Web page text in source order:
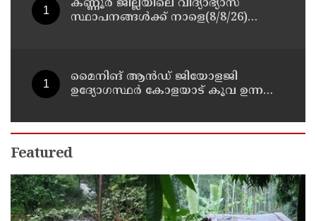
കണ്ണൂർ ജില്ലയിലെ വിദ്യാഭ്യാസ
സ്ഥാപനങ്ങള്‍ക്ക് നാളെ(8/8/26)
മൈനിങ് ആൻഡ്​ ജിയോളജി
ഉദ്യോഗസ്ഥർ കോളയാട് കൂവ ഉന്നതി
Featured